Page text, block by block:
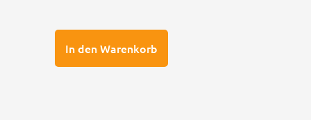
In den Warenkorb